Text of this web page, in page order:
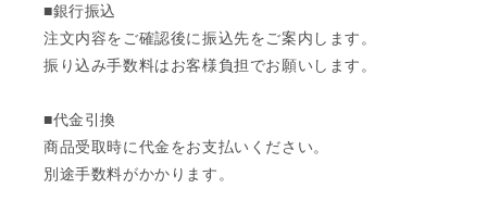
■銀行振込
注文内容をご確認後に振込先をご案内します。
振り込み手数料はお客様負担でお願いします。
■代金引換
商品受取時に代金をお支払いください。
別途手数料がかかります。